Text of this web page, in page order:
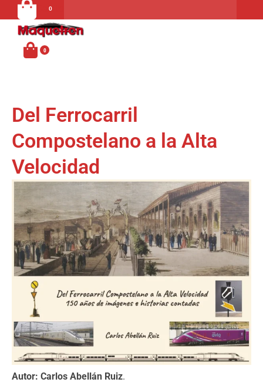
Carrito
MENU
Del Ferrocarril
Compostelano a la Alta
Velocidad
Autor: Carlos Abellán Ruiz.